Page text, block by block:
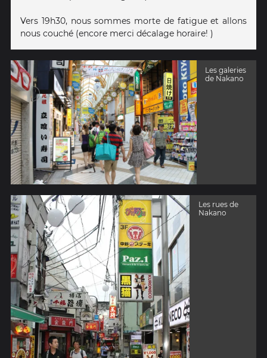
Vers 19h30, nous sommes morte de fatigue et allons
nous couché (encore merci décalage horaire! )
Les galeries
de Nakano
Les rues de
Nakano